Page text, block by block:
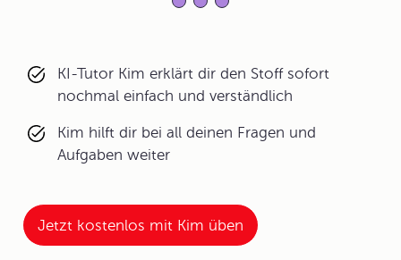
KI-Tutor Kim erklärt dir den Stoff sofort
nochmal einfach und verständlich
Kim hilft dir bei all deinen Fragen und
Aufgaben weiter
Jetzt kostenlos mit Kim üben